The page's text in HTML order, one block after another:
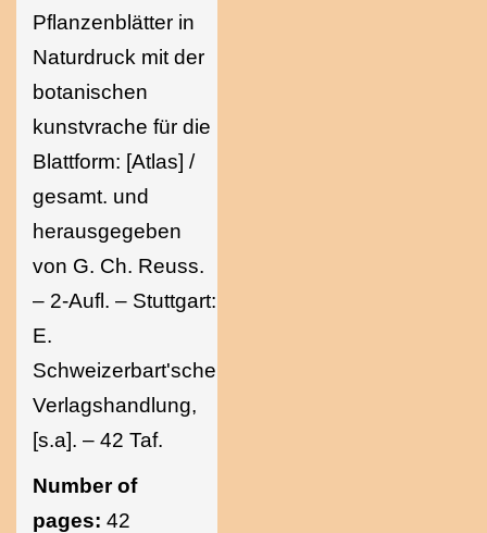
Pflanzenblätter in
Naturdruck mit der
botanischen
kunstvrache für die
Blattform: [Atlas] /
gesamt. und
herausgegeben
von G. Ch. Reuss.
– 2-Aufl. – Stuttgart:
E.
Schweizerbart'sche
Verlagshandlung,
[s.a]. – 42 Taf.
Number of
pages: 42